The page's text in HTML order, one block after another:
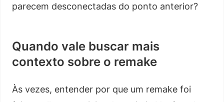
parecem desconectadas do ponto anterior?
Quando vale buscar mais
contexto sobre o remake
Às vezes, entender por que um remake foi